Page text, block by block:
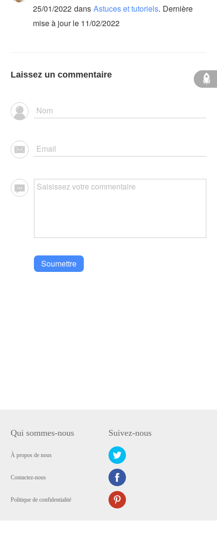
25/01/2022 dans Astuces et tutoriels. Dernière
mise à jour le 11/02/2022
Laissez un commentaire
Soumettre
Qui sommes-nous
À propos de nous
Contactez-nous
Politique de confidentialité
Suivez-nous